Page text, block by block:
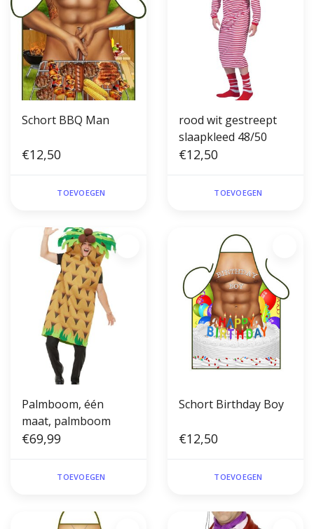
Schort BBQ Man
€12,50
TOEVOEGEN
rood wit gestreept
slaapkleed 48/50
€12,50
TOEVOEGEN
Palmboom, één
maat, palmboom
€69,99
TOEVOEGEN
Schort Birthday Boy
€12,50
TOEVOEGEN